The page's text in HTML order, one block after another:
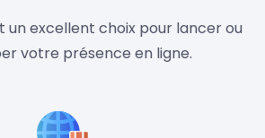
un excellent choix pour lancer ou
votre présence en ligne.